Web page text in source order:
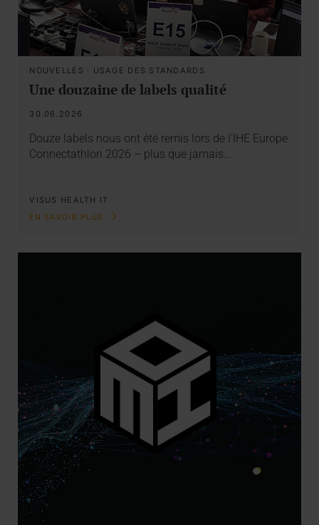
NOUVELLES · USAGE DES STANDARDS
Une douzaine de labels qualité
30.06.2026
Douze labels nous ont été remis lors de l’IHE Europe
Connectathlon 2026 – plus que jamais…
VISUS HEALTH IT
EN SAVOIR PLUS